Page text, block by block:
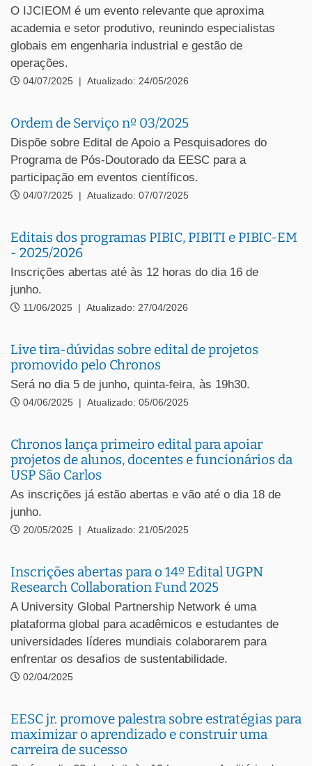
O IJCIEOM é um evento relevante que aproxima
academia e setor produtivo, reunindo especialistas
globais em engenharia industrial e gestão de
operações.
04/07/2025 Atualizado: 24/05/2026
Ordem de Serviço nº 03/2025
Dispõe sobre Edital de Apoio a Pesquisadores do
Programa de Pós-Doutorado da EESC para a
participação em eventos científicos.
04/07/2025 Atualizado: 07/07/2025
Editais dos programas PIBIC, PIBITI e PIBIC-EM
- 2025/2026
Inscrições abertas até às 12 horas do dia 16 de
junho.
11/06/2025 Atualizado: 27/04/2026
Live tira-dúvidas sobre edital de projetos
promovido pelo Chronos
Será no dia 5 de junho, quinta-feira, às 19h30.
04/06/2025 Atualizado: 05/06/2025
Chronos lança primeiro edital para apoiar
projetos de alunos, docentes e funcionários da
USP São Carlos
As inscrições já estão abertas e vão até o dia 18 de
junho.
20/05/2025 Atualizado: 21/05/2025
Inscrições abertas para o 14º Edital UGPN
Research Collaboration Fund 2025
A University Global Partnership Network é uma
plataforma global para acadêmicos e estudantes de
universidades líderes mundiais colaborarem para
enfrentar os desafios de sustentabilidade.
02/04/2025
EESC jr. promove palestra sobre estratégias para
maximizar o aprendizado e construir uma
carreira de sucesso